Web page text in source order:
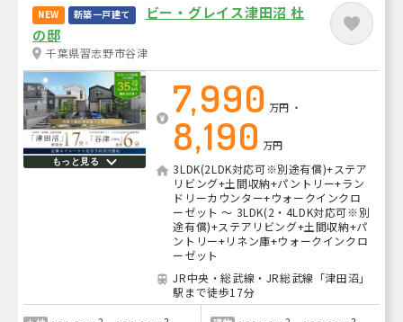
NEW 新築一戸建て
ビー・グレイス津田沼 杜
の邸
千葉県習志野市谷津
もっと見る
7,990 万円 ・
8,190 万円
3LDK(2LDK対応可※別途有償)+ステア
リビング+土間収納+パントリー+ラン
ドリーカウンター+ウォークインクロ
ーゼット ～ 3LDK(2・4LDK対応可※別
途有償)+ステアリビング+土間収納+パ
ントリー+リネン庫+ウォークインクロ
ーゼット
JR中央・総武線・JR総武線「津田沼」
駅まで徒歩17分